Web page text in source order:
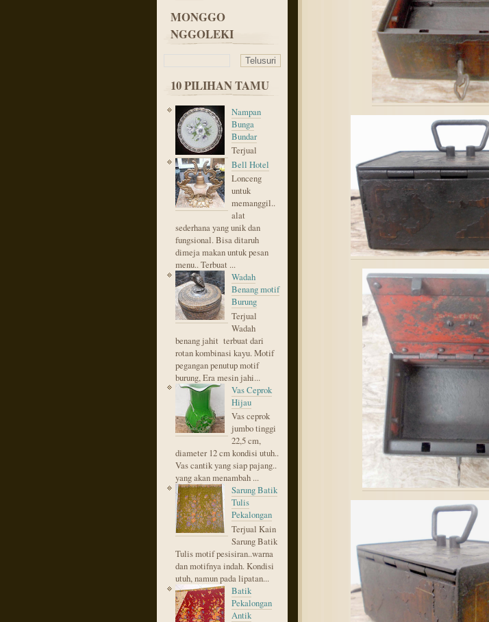
MONGGO
NGGOLEKI
10 PILIHAN TAMU
Nampan
Bunga
Bundar
Terjual
Bell Hotel
Lonceng
untuk
memanggil..
alat
sederhana yang unik dan
fungsional. Bisa ditaruh
dimeja makan untuk pesan
menu.. Terbuat ...
Wadah
Benang motif
Burung
Terjual
Wadah
benang jahit terbuat dari
rotan kombinasi kayu. Motif
pegangan penutup motif
burung, Era mesin jahi...
Vas Ceprok
Hijau
Vas ceprok
jumbo tinggi
22,5 cm,
diameter 12 cm kondisi utuh..
Vas cantik yang siap pajang..
yang akan menambah ...
Sarung Batik
Tulis
Pekalongan
Terjual Kain
Sarung Batik
Tulis motif pesisiran..warna
dan motifnya indah. Kondisi
utuh, namun pada lipatan...
Batik
Pekalongan
Antik